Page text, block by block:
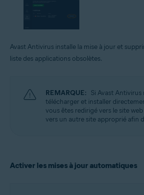
Avast Antivirus installe la mise à jour et
liste des applications obsolètes.
REMARQUE: Si Avast Antivirus
télécharger et installer
vous êtes redirigé vers le site web
vers un autre site approprié afin
Activer les mises à jour automatiques